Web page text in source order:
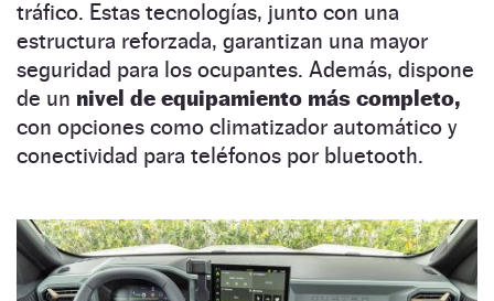
tráfico. Estas tecnologías, junto con una
estructura reforzada, garantizan una mayor
seguridad para los ocupantes. Además, dispone
de un nivel de equipamiento más completo,
con opciones como climatizador automático y
conectividad para teléfonos por bluetooth.